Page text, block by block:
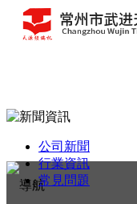
公司新聞
行業資訊
常見問題